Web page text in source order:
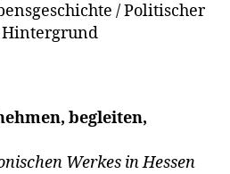
/ Politischer
begleiten,
Werkes in Hessen